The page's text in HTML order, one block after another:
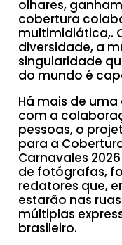
olhares,
cobertura
multimidiática,.
diversidade, a
singularidade
do mundo é
Há mais de
com a
pessoas, o
para a
Carnavales
de fotógrafas,
redatores que,
estarão nas
múltiplas
brasileiro.